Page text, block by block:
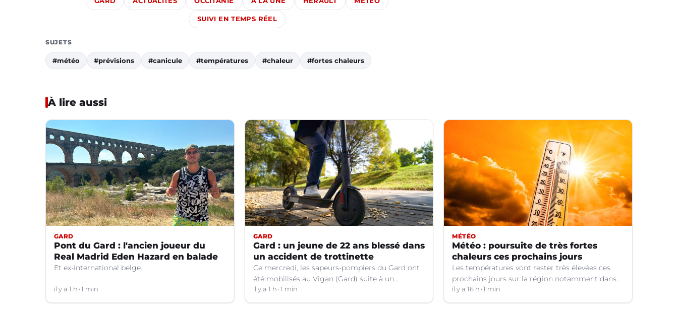
SUIVI EN TEMPS RÉEL
SUJETS
#météo #prévisions #canicule #températures #chaleur #fortes chaleurs
À lire aussi
GARD
Pont du Gard : l'ancien joueur du
Real Madrid Eden Hazard en balade
Et ex-international belge.
il y a 1 h 1 min
GARD
Gard : un jeune de 22 ans blessé dans
un accident de trottinette
Ce mercredi, les sapeurs-pompiers du Gard ont
été mobilisés au Vigan (Gard) suite à un
accident de la circulation impliquant le
conducteur d'une trottinette qui souffre d'un
il y a 1 h 1 min
MÉTÉO
Météo : poursuite de très fortes
chaleurs ces prochains jours
Les températures vont rester très élevées ces
prochains jours sur la région notamment dans
le Languedoc.
il y a 16 h 1 min